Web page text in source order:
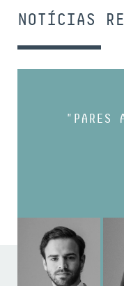
NOTÍCIAS
"PARES